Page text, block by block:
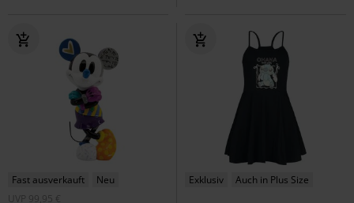
Fast ausverkauft
Neu
UVP
99,95 €
Exklusiv Auch in Plus Size